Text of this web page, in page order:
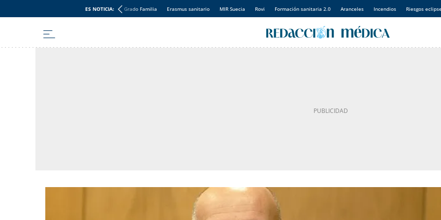
ES NOTICIA: Grado Familia Erasmus sanitario MIR Suecia Rovi Formación sanitaria 2.0 Aranceles Incendios Riesgos